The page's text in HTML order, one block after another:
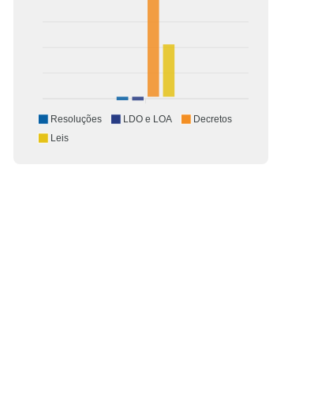
Resoluções LDO e LOA
Decretos
Leis